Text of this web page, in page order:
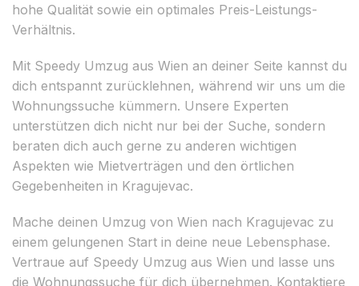
hohe Qualität sowie ein optimales Preis-Leistungs-
Verhältnis.
Mit Speedy Umzug aus Wien an deiner Seite kannst du
dich entspannt zurücklehnen, während wir uns um die
Wohnungssuche kümmern. Unsere Experten
unterstützen dich nicht nur bei der Suche, sondern
beraten dich auch gerne zu anderen wichtigen
Aspekten wie Mietverträgen und den örtlichen
Gegebenheiten in Kragujevac.
Mache deinen Umzug von Wien nach Kragujevac zu
einem gelungenen Start in deine neue Lebensphase.
Vertraue auf Speedy Umzug aus Wien und lasse uns
die Wohnungssuche für dich übernehmen. Kontaktiere